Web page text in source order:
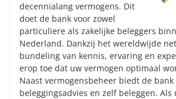
decennialang vermogens. Dit
doet de bank voor zowel
particuliere als zakelijke beleggers
Nederland. Dankzij het wereldwijde
bundeling van kennis, ervaring en
erop toe dat uw vermogen optimaal
Naast vermogensbeheer biedt de bank
beleggingsadvies en zelf beleggen. Als